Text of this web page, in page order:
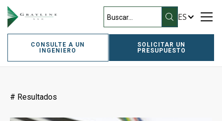
ES
CONSULTE A UN
INGENIERO
SOLICITAR UN
PRESUPUESTO
# Resultados